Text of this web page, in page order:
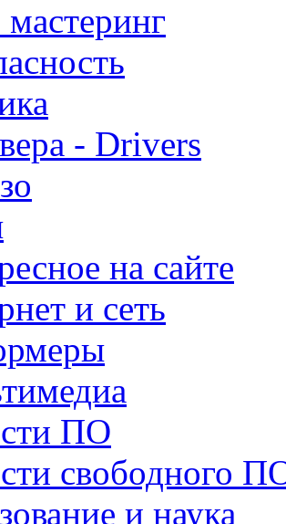
- Drivers
на сайте
и сеть
ПО
свободного
и наука